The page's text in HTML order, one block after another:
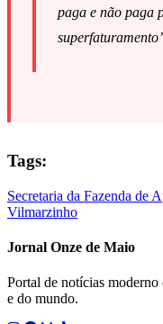
paga e não paga
Tags:
Secretaria da Fazenda de
Vilmarzinho
Jornal Onze de Maio
Portal de notícias
e do mundo.